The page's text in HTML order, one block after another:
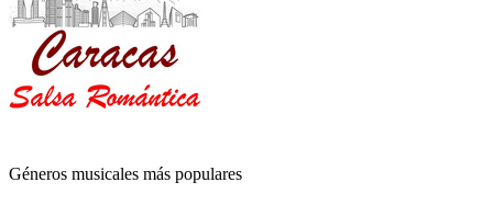
Géneros musicales más populares